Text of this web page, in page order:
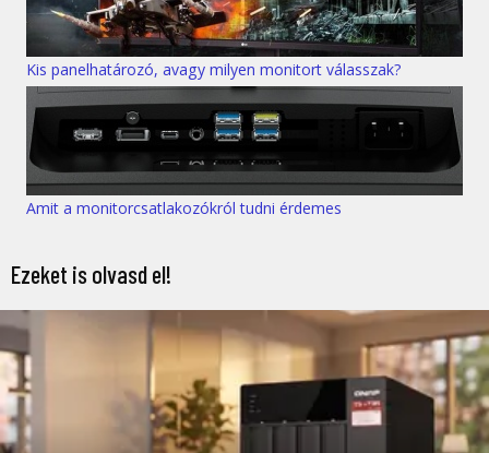
Kis panelhatározó, avagy milyen monitort válasszak?
Amit a monitorcsatlakozókról tudni érdemes
Ezeket is olvasd el!